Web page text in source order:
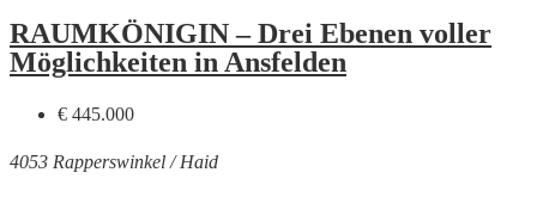
RAUMKÖNIGIN – Drei Ebenen voller
Möglichkeiten in Ansfelden
€ 445.000
4053 Rapperswinkel / Haid